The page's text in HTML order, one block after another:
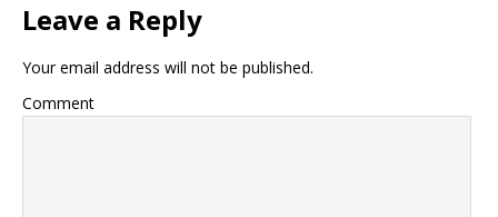
Leave a Reply
Your email address will not be published.
Comment